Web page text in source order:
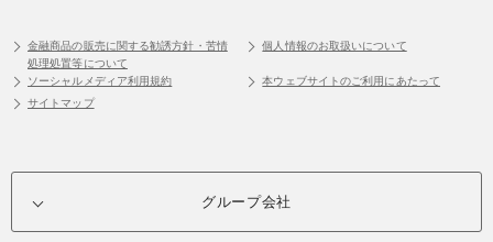
金融商品の販売に関する勧誘方針・苦情
処理処置等について
個人情報のお取扱いについて
ソーシャルメディア利用規約
本ウェブサイトのご利用にあたって
サイトマップ
グループ会社